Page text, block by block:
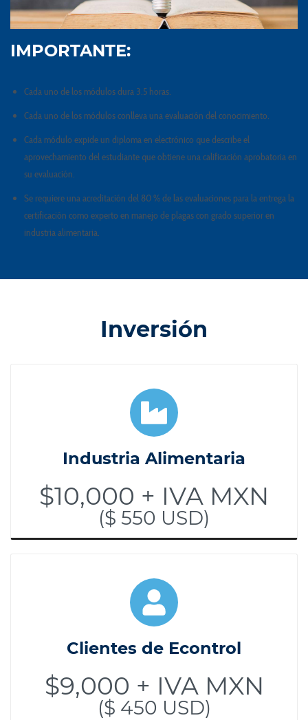
8:30 a 11:00 horas
IMPORTANTE:
Cada uno de los módulos dura 3.5 horas.
Cada uno de los módulos conlleva una evaluación del conocimiento.
Cada módulo expide un diploma en electrónico que describe el
aprovechamiento del estudiante que obtiene una calificación aprobatoria en
su evaluación.
Se requiere una acreditación del 80 % de las evaluaciones para la entrega la
certificación como experto en manejo de plagas con grado superior en
industria alimentaria.
Inversión
Industria Alimentaria
$10,000 + IVA MXN
($ 550 USD)
Clientes de Econtrol
$9,000 + IVA MXN
($ 450 USD)